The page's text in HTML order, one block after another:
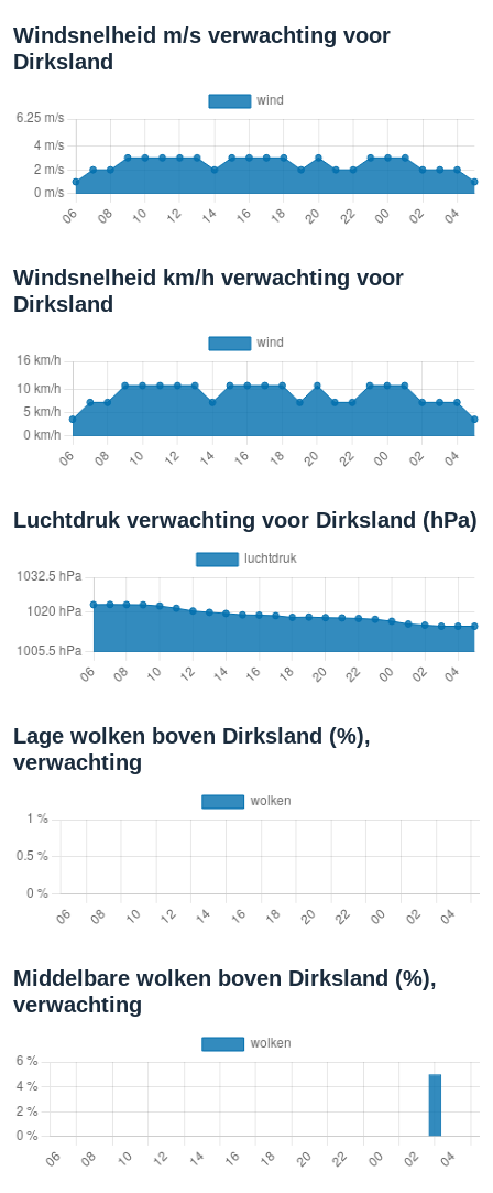
Windsnelheid m/s verwachting voor
Dirksland
Windsnelheid km/h verwachting voor
Dirksland
Luchtdruk verwachting voor Dirksland (hPa)
Lage wolken boven Dirksland (%),
verwachting
Middelbare wolken boven Dirksland (%),
verwachting